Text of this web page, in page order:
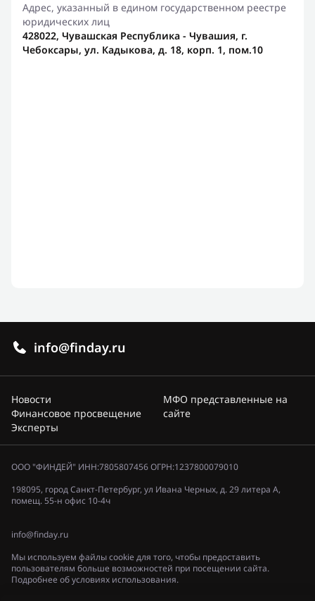
Адрес, указанный в едином государственном реестре
юридических лиц
428022, Чувашская Республика - Чувашия, г.
Чебоксары, ул. Кадыкова, д. 18, корп. 1, пом.10
info@finday.ru
Новости
Финансовое просвещение
Эксперты
МФО представленные на
сайте
ООО "ФИНДЕЙ" ИНН:7805807456 ОГРН:1237800079010
198095, город Санкт-Петербург, ул Ивана Черных, д. 29 литера А,
помещ. 55-н офис 10-4ч
info@finday.ru
Мы используем файлы cookie для того, чтобы предоставить
пользователям больше возможностей при посещении сайта.
Подробнее об условиях использования.